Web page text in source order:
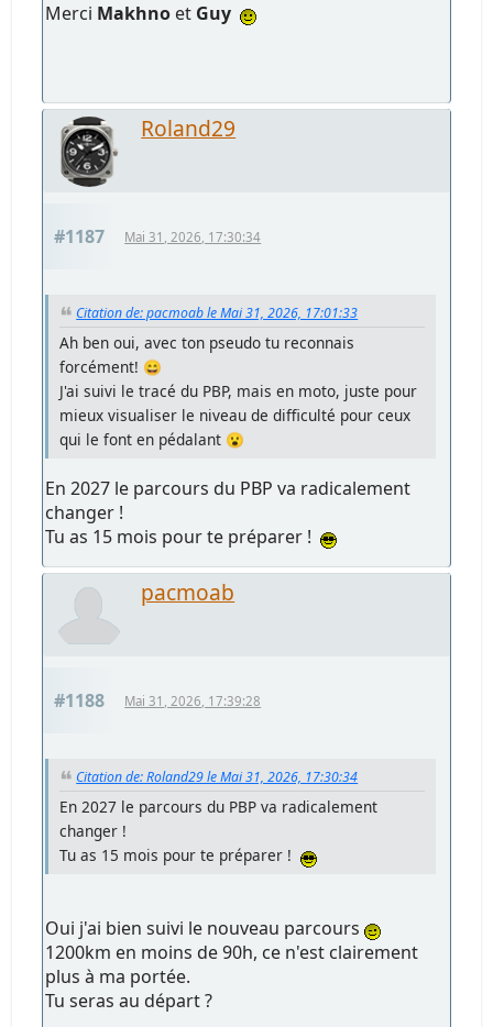
Merci Makhno et Guy
Roland29
#1187 Mai 31, 2026, 17:30:34
Citation de: pacmoab le Mai 31, 2026, 17:01:33
Ah ben oui, avec ton pseudo tu reconnais
forcément! 😄
J'ai suivi le tracé du PBP, mais en moto, juste pour
mieux visualiser le niveau de difficulté pour ceux
qui le font en pédalant 😮
En 2027 le parcours du PBP va radicalement
changer !
Tu as 15 mois pour te préparer !
pacmoab
#1188 Mai 31, 2026, 17:39:28
Citation de: Roland29 le Mai 31, 2026, 17:30:34
En 2027 le parcours du PBP va radicalement
changer !
Tu as 15 mois pour te préparer !
Oui j'ai bien suivi le nouveau parcours
1200km en moins de 90h, ce n'est clairement
plus à ma portée.
Tu seras au départ ?